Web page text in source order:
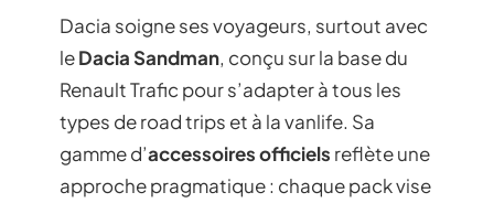
Dacia soigne ses voyageurs, surtout avec
leDacia Sandman, conçu sur la base du
Renault Trafic pour s’adapter à tous les
types de road trips et à la vanlife. Sa
gamme d’accessoires officiels reflète une
approche pragmatique : chaque pack vise